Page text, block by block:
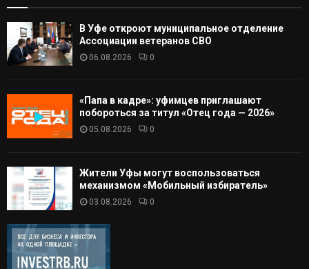
В Уфе откроют муниципальное отделение
Ассоциации ветеранов СВО
06.08.2026 0
«Папа в кадре»: уфимцев приглашают
побороться за титул «Отец года — 2026»
05.08.2026 0
Жители Уфы могут воспользоваться
механизмом «Мобильный избиратель»
03.08.2026 0